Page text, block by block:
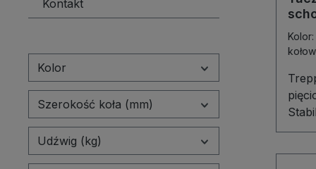
Kontakt
Kolor
Szerokość koła (mm)
Udźwig (kg)
i